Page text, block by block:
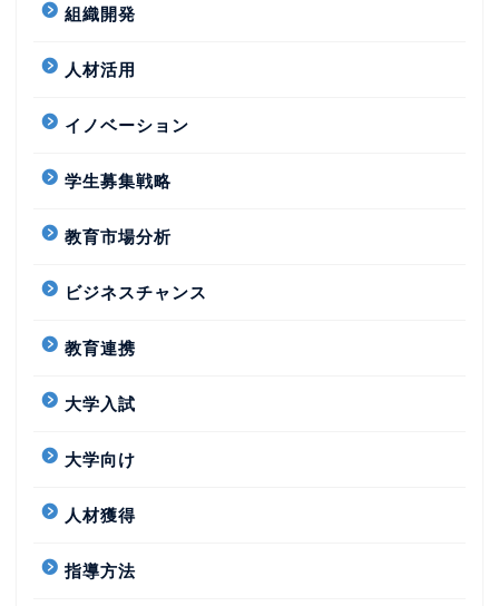
組織開発
人材活用
イノベーション
学生募集戦略
教育市場分析
ビジネスチャンス
教育連携
大学入試
大学向け
人材獲得
指導方法